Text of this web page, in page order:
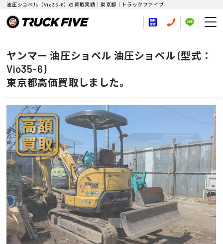
油圧ショベル（Vio35-6）の買取実績｜東京都｜トラックファイブ
ヤンマー 油圧ショベル 油圧ショベル (型式：
Vio35-6)
東京都高価買取しました。